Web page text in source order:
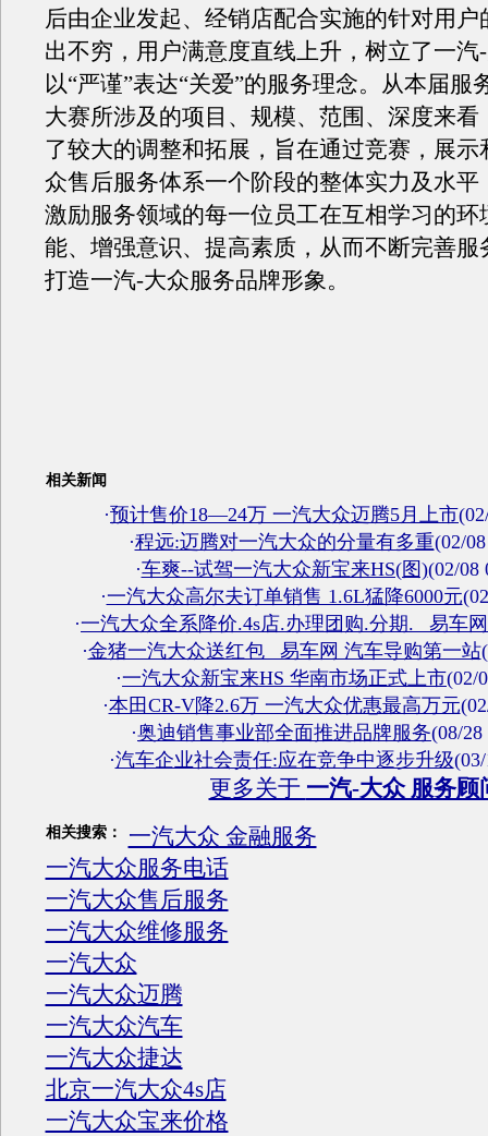
后由企业发起、经销店配合实施的针对用户
出不穷，用户满意度直线上升，树立了一汽
以“严谨”表达“关爱”的服务理念。从本届服
大赛所涉及的项目、规模、范围、深度来看
了较大的调整和拓展，旨在通过竞赛，展示
众售后服务体系一个阶段的整体实力及水平
激励服务领域的每一位员工在互相学习的环
能、增强意识、提高素质，从而不断完善服
打造一汽-大众服务品牌形象。
相关新闻
·预计售价18—24万 一汽大众迈腾5月上市
·程远:迈腾对一汽大众的分量有多重(02/
·车爽--试驾一汽大众新宝来HS(图)(02/08
·一汽大众高尔夫订单销售 1.6L猛降6000元
·一汽大众全系降价.4s店.办理团购.分期. _易车网
·金猪一汽大众送红包 _易车网 汽车导购第一站
·一汽大众新宝来HS 华南市场正式上市(02/
·本田CR-V降2.6万 一汽大众优惠最高万元
·奥迪销售事业部全面推进品牌服务(08/28
·汽车企业社会责任:应在竞争中逐步升级
更多关于 一汽-大众 服务顾
相关搜索：
一汽大众 金融服务
一汽大众服务电话
一汽大众售后服务
一汽大众维修服务
一汽大众
一汽大众迈腾
一汽大众汽车
一汽大众捷达
北京一汽大众4s店
一汽大众宝来价格